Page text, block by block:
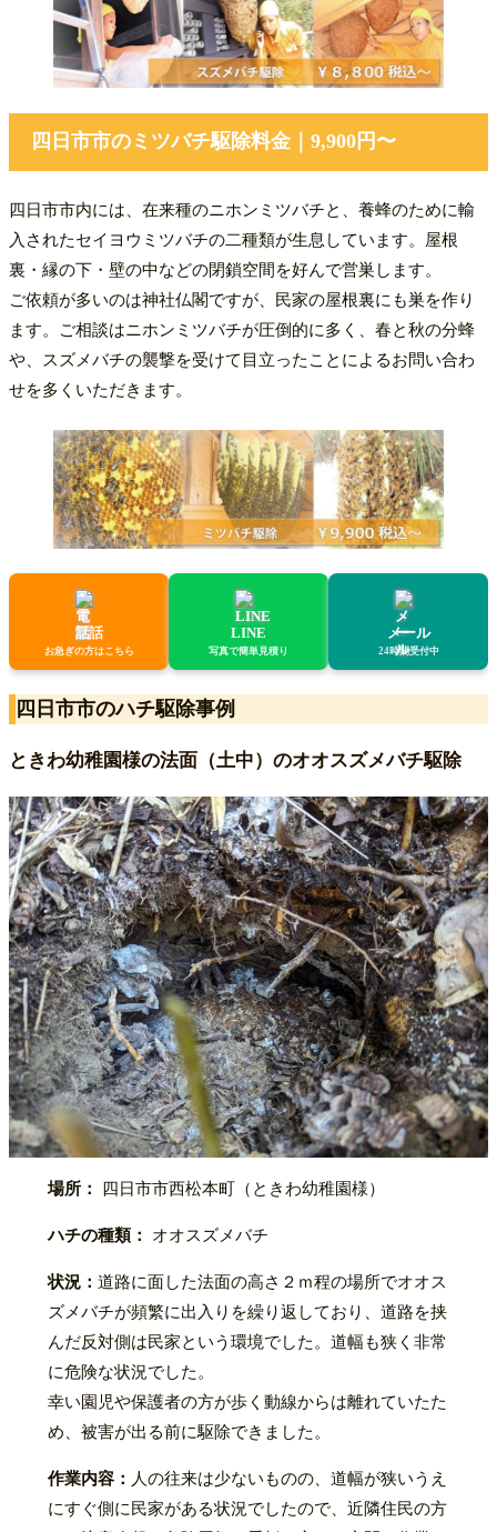
四日市市のミツバチ駆除料金｜9,900円〜
四日市市内には、在来種のニホンミツバチと、養蜂のために輸
入されたセイヨウミツバチの二種類が生息しています。屋根
裏・縁の下・壁の中などの閉鎖空間を好んで営巣します。
ご依頼が多いのは神社仏閣ですが、民家の屋根裏にも巣を作り
ます。ご相談はニホンミツバチが圧倒的に多く、春と秋の分蜂
や、スズメバチの襲撃を受けて目立ったことによるお問い合わ
せを多くいただきます。
電話
お急ぎの方はこちら
LINE
写真で簡単見積り
メール
24時間受付中
四日市市のハチ駆除事例
ときわ幼稚園様の法面（土中）のオオスズメバチ駆除
場所： 四日市市西松本町（ときわ幼稚園様）
ハチの種類： オオスズメバチ
状況： 道路に面した法面の高さ２ｍ程の場所でオオス
ズメバチが頻繁に出入りを繰り返しており、道路を挟
んだ反対側は民家という環境でした。道幅も狭く非常
に危険な状況でした。
幸い園児や保護者の方が歩く動線からは離れていたた
め、被害が出る前に駆除できました。
作業内容： 人の往来は少ないものの、道幅が狭いうえ
にすぐ側に民家がある状況でしたので、近隣住民の方